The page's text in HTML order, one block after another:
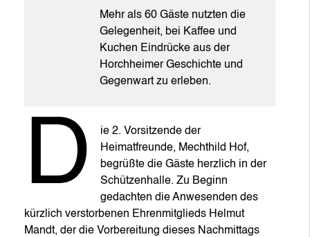
Mehr als 60 Gäste nutzten die
Gelegenheit, bei Kaffee und
Kuchen Eindrücke aus der
Horchheimer Geschichte und
Gegenwart zu erleben.
D
ie 2. Vorsitzende der
Heimatfreunde, Mechthild Hof,
begrüßte die Gäste herzlich in der
Schützenhalle. Zu Beginn
gedachten die Anwesenden des
kürzlich verstorbenen Ehrenmitglieds Helmut
Mandt, der die Vorbereitung dieses Nachmittags